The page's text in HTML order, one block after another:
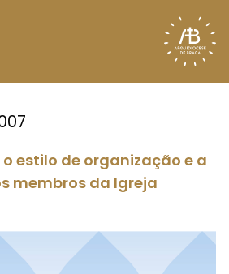
estilo de organização e a
membros da Igreja